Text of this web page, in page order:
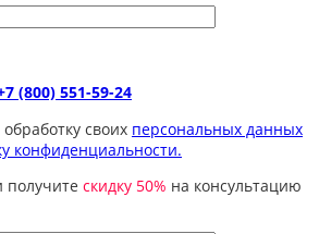
(800) 551-59-24
своих персональных данных
конфиденциальности.
получите скидку 50% на консультацию